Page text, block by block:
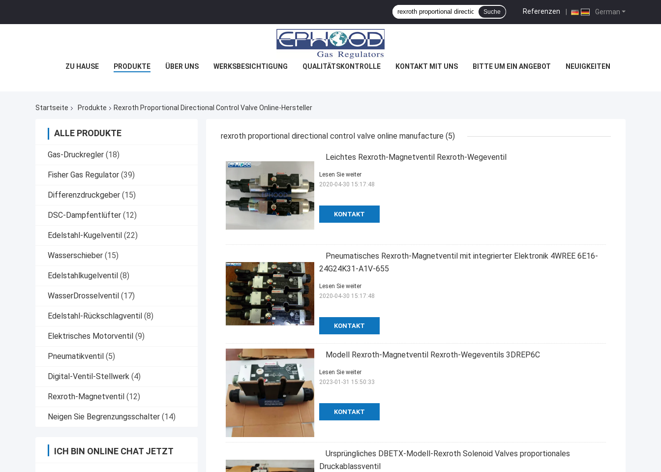
German
Referenzen |
Suche
ZU HAUSE PRODUKTE ÜBER UNS WERKSBESICHTIGUNG QUALITÄTSKONTROLLE KONTAKT MIT UNS BITTE UM EIN ANGEBOT NEUIGKEITEN
Startseite Produkte Rexroth Proportional Directional Control Valve Online-Hersteller
ALLE PRODUKTE
Gas-Druckregler (18)
Fisher Gas Regulator (39)
Differenzdruckgeber (15)
DSC-Dampfentlüfter (12)
Edelstahl-Kugelventil (22)
Wasserschieber (15)
Edelstahlkugelventil (8)
WasserDrosselventil (17)
Edelstahl-Rückschlagventil (8)
Elektrisches Motorventil (9)
Pneumatikventil (5)
Digital-Ventil-Stellwerk (4)
Rexroth-Magnetventil (12)
Neigen Sie Begrenzungsschalter (14)
ICH BIN ONLINE CHAT JETZT
rexroth proportional directional control valve online manufacture (5)
Leichtes Rexroth-Magnetventil Rexroth-Wegeventil
KONTAKT
Lesen Sie weiter
2020-04-30 15:17:48
Pneumatisches Rexroth-Magnetventil mit integrierter Elektronik 4WREE 6E16-
24G24K31-A1V-655
KONTAKT
Lesen Sie weiter
2020-04-30 15:17:48
Modell Rexroth-Magnetventil Rexroth-Wegeventils 3DREP6C
KONTAKT
Lesen Sie weiter
2023-01-31 15:50:33
Ursprüngliches DBETX-Modell-Rexroth Solenoid Valves proportionales
Druckablassventil